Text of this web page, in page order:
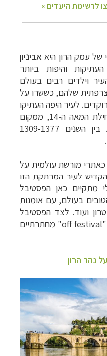
של עמק הרון היא אביניון
והיפות ביותר
וילדים רבים בעולם
שלהם, כששרו על
לעיר היפה העתיקו
את מושבם האפיפיורים, בתחילת המאה ה-14, ממקום
. בין השנים 1309-1377
כאתרי מורשת עולמית על
לעיר המרתקת הזו
מתקיים כאן הפסטיבל
בעולם, עם אומנות
ועוד. לצד הפסטיבל
off festival" מחתרתיים
נהר הרון